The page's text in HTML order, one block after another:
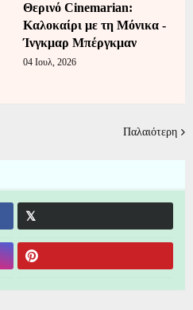
Θερινό Cinemarian:
Καλοκαίρι με τη Μόνικα -
Ίνγκμαρ Μπέργκμαν
04 Ιουλ, 2026
Παλαιότερη